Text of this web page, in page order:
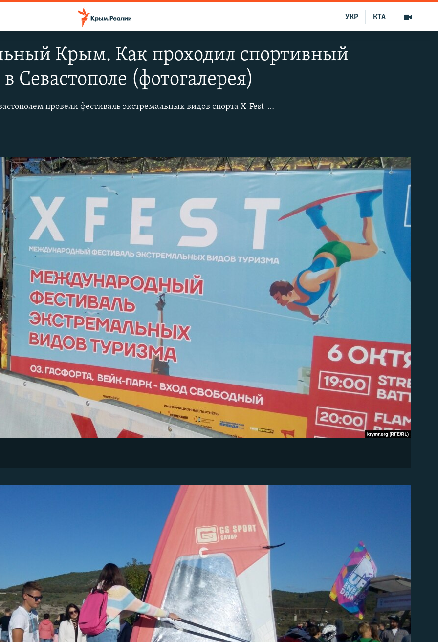
КТА
УКР
Крым. Как проходил спортивный
Севастополе (фотогалерея)
У горы Гасфорт под Севастополем провели фестиваль экстремальных видов спорта X-Fest-2018. Организаторы устроили соревнования по воднолыжному спорту и мототриалу (исполнение трюков на водном мотоцикле –